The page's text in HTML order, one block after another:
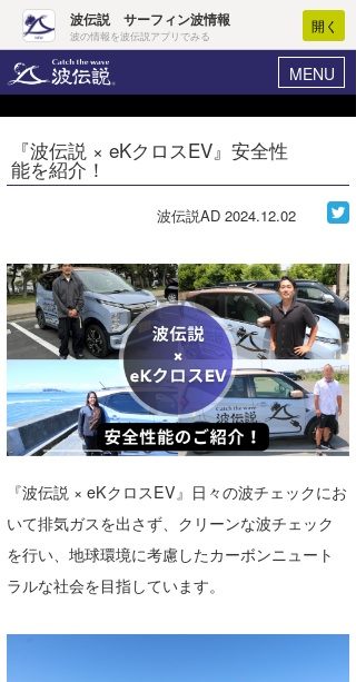
波伝説 サーフィン波情報
波の情報を波伝説アプリでみる
開く
MENU
ヘルプ マイホーム
ログイン
WAVE HUNTER波予想ツール
気象情報
ニュース
サーフィンエリアガイド
今月のプレゼント
『波伝説 × eKクロスEV』安全性
能を紹介！
波伝説AD 2024.12.02
『波伝説 × eKクロスEV』日々の波チェックにお
いて排気ガスを出さず、クリーンな波チェック
を行い、地球環境に考慮したカーボンニュート
ラルな社会を目指しています。
Core Surf Japan
アート＆エンタメ
コラム
トラベル
ショップ情報
湘南
千葉北
お知らせ
その他